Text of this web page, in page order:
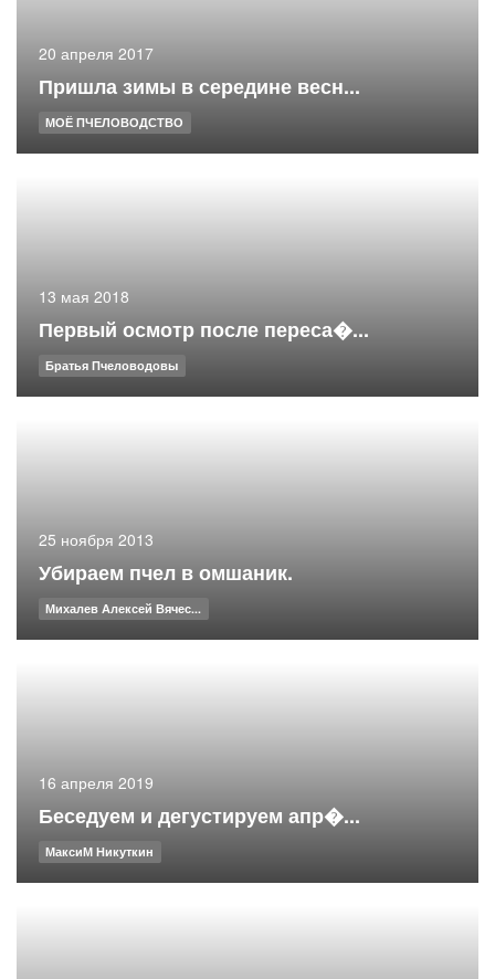
20 апреля 2017
Пришла зимы в середине весн...
МОЁ ПЧЕЛОВОДСТВО
13 мая 2018
Первый осмотр после переса�...
Братья Пчеловодовы
25 ноября 2013
Убираем пчел в омшаник.
Михалев Алексей Вячес...
16 апреля 2019
Беседуем и дегустируем апр�...
МаксиМ Никуткин